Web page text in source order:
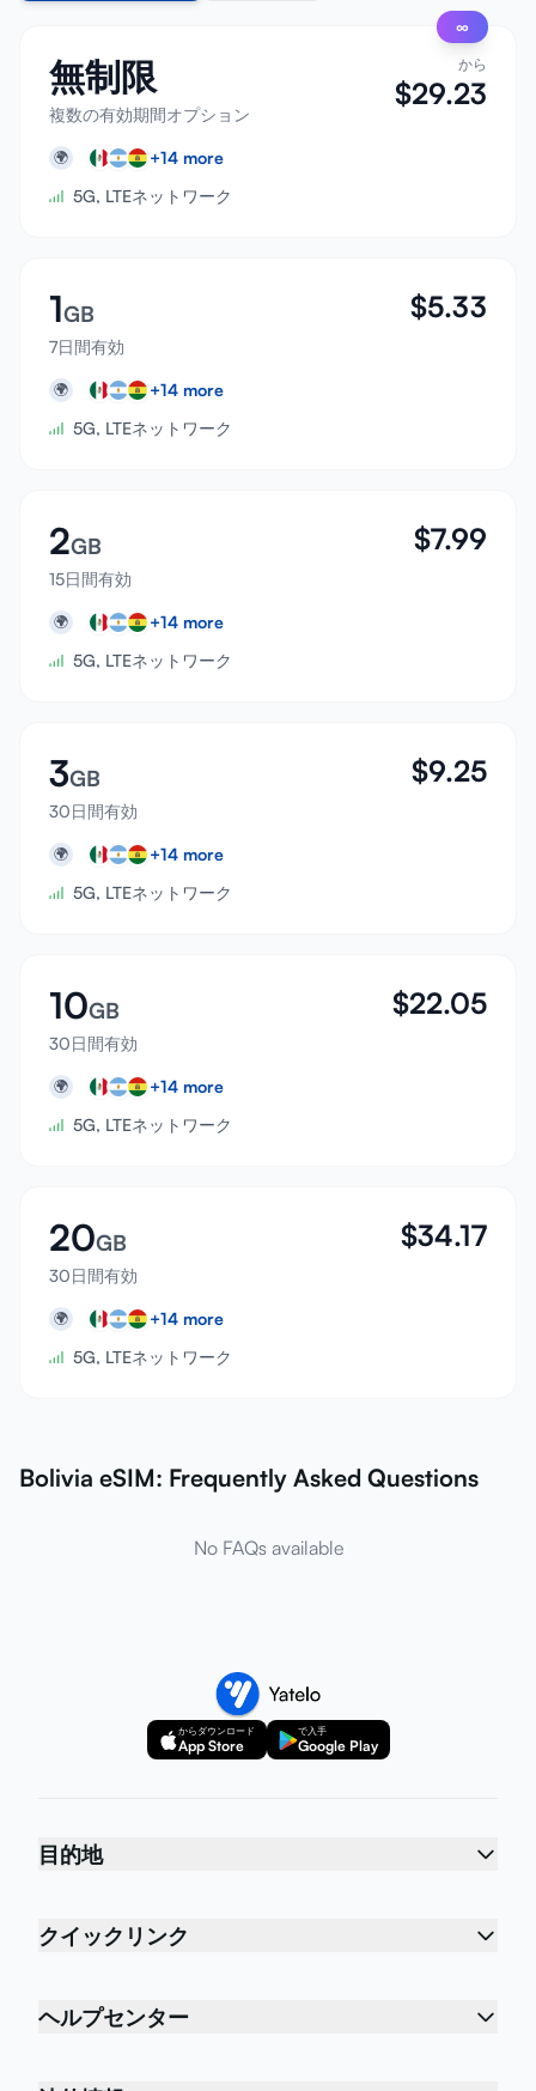
∞
無制限
複数の有効期間オプション
から
$29.23
🌍 +14 more
5G, LTEネットワーク
1GB
7日間有効
$5.33
🌍 +14 more
5G, LTEネットワーク
2GB
15日間有効
$7.99
🌍 +14 more
5G, LTEネットワーク
3GB
30日間有効
$9.25
🌍 +14 more
5G, LTEネットワーク
10GB
30日間有効
$22.05
🌍 +14 more
5G, LTEネットワーク
20GB
30日間有効
$34.17
🌍 +14 more
5G, LTEネットワーク
Bolivia eSIM: Frequently Asked Questions
No FAQs available
からダウンロード
App Store
で入手
Google Play
目的地
クイックリンク
ヘルプセンター